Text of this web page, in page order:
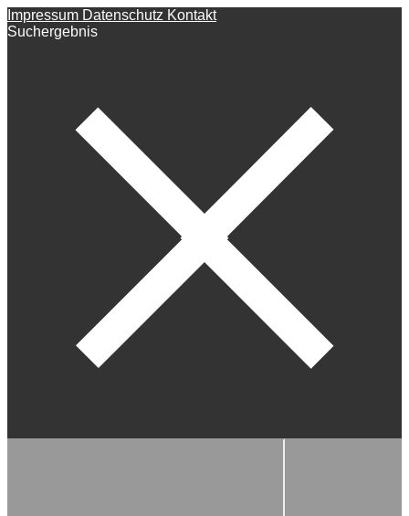
Impressum Datenschutz Kontakt
Suchergebnis